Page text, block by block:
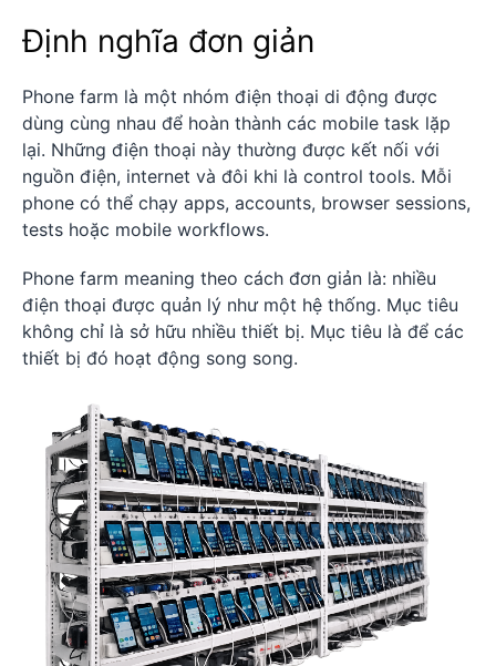
Định nghĩa đơn giản
Phone farm là một nhóm điện thoại di động được
dùng cùng nhau để hoàn thành các mobile task lặp
lại. Những điện thoại này thường được kết nối với
nguồn điện, internet và đôi khi là control tools. Mỗi
phone có thể chạy apps, accounts, browser sessions,
tests hoặc mobile workflows.
Phone farm meaning theo cách đơn giản là: nhiều
điện thoại được quản lý như một hệ thống. Mục tiêu
không chỉ là sở hữu nhiều thiết bị. Mục tiêu là để các
thiết bị đó hoạt động song song.